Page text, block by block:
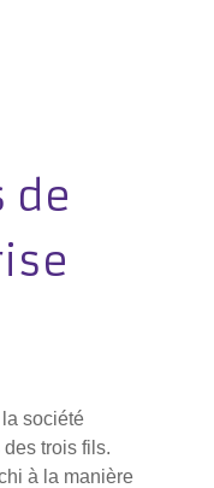
de
la société
trois fils.
à la manière